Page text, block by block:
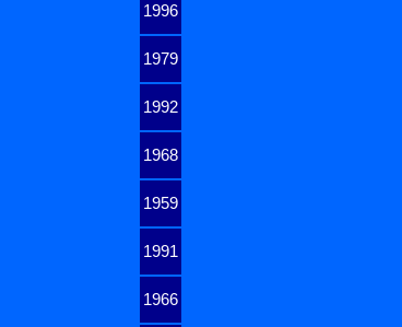
1996
1979
1992
1968
1959
1991
1966